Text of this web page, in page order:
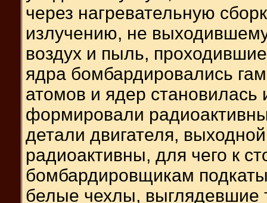
через нагревательную
излучению, не
воздух и пыль,
ядра бомбардировались
атомов и ядер становилась
формировали
детали двигателя,
радиоактивны, для чего к
бомбардировщикам
белые чехлы, выглядевшие